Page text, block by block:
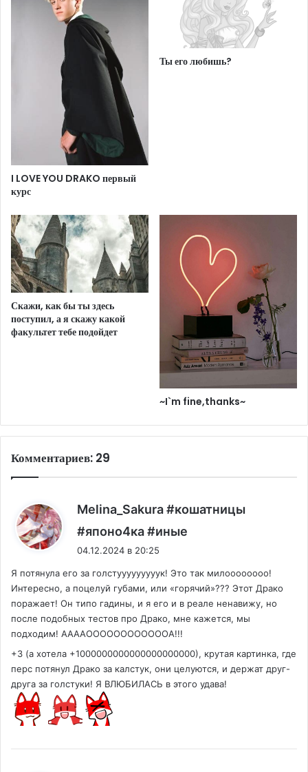
I LOVE YOU DRAKO первый
курс
Ты его любишь?
Скажи, как бы ты здесь
поступил, а я скажу какой
факультет тебе подойдет
~I`m fine,thanks~
Комментариев: 29
Melina_Sakura #кошатницы
#японо4ка #иные
04.12.2024 в 20:25
Я потянула его за голстууууууууук! Это так милоооооооо!
Интересно, а поцелуй губами, или «горячий»??? Этот Драко
поражает! Он типо гадины, и я его и в реале ненавижу, но
после подобных тестов про Драко, мне кажется, мы
подходим! ААААООООООООООООА!!!
+3 (а хотела +1000000000000000000000), крутая картинка, где
перс потянул Драко за калстук, они целуются, и держат друг-
друга за голстуки! Я ВЛЮБИЛАСЬ в этого удава!